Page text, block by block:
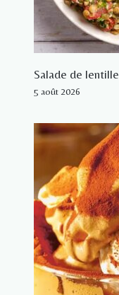
Salade de
5 août 2026